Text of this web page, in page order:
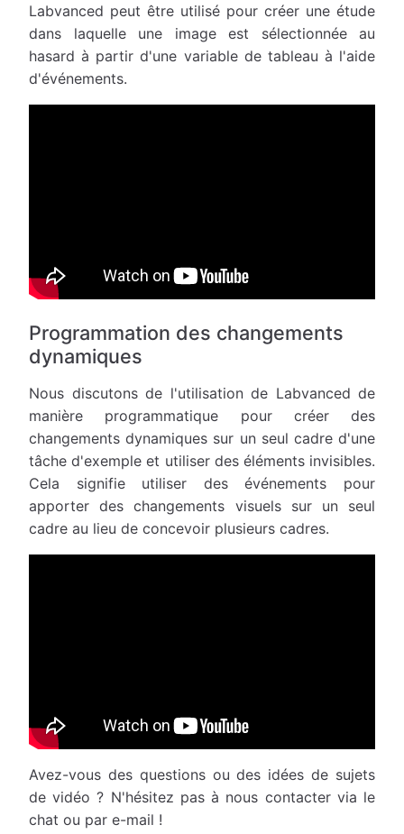
Labvanced peut être utilisé pour créer une étude
dans laquelle une image est sélectionnée au
hasard à partir d'une variable de tableau à l'aide
d'événements.
Programmation des changements
dynamiques
Nous discutons de l'utilisation de Labvanced de
manière programmatique pour créer des
changements dynamiques sur un seul cadre d'une
tâche d'exemple et utiliser des éléments invisibles.
Cela signifie utiliser des événements pour
apporter des changements visuels sur un seul
cadre au lieu de concevoir plusieurs cadres.
Avez-vous des questions ou des idées de sujets
de vidéo ? N'hésitez pas à nous contacter via le
chat ou par e-mail !